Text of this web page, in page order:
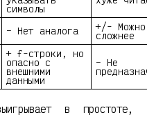
символы
– Нет аналога +/-
сложнее
+ f-строки, но
опасно с
внешними
данными
– Не
в простоте,